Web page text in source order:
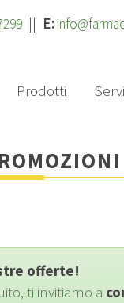
|| E:
Prodotti
offerte!
ti invitiamo a